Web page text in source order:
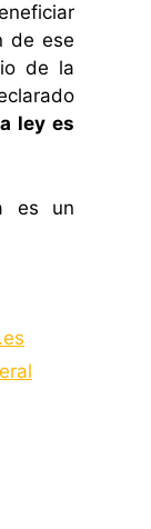
de ese
de la
ley es